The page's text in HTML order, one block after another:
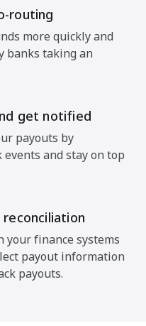
routing
more quickly and
banks taking an
get notified
payouts by
and stay on top
finance systems
payout information
payouts.